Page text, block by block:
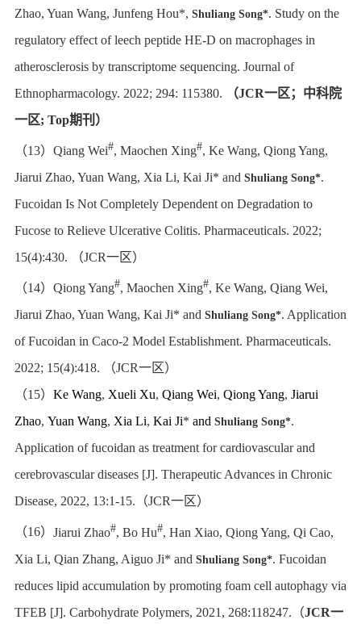
Zhao, Yuan Wang, Junfeng Hou*, Shuliang Song*. Study on the
regulatory effect of leech peptide HE-D on macrophages in
atherosclerosis by transcriptome sequencing. Journal of
Ethnopharmacology. 2022; 294: 115380. （JCR一区；中科院
一区; Top期刊）
（13） Qiang Wei#, Maochen Xing#, Ke Wang, Qiong Yang,
Jiarui Zhao, Yuan Wang, Xia Li, Kai Ji* and Shuliang Song*.
Fucoidan Is Not Completely Dependent on Degradation to
Fucose to Relieve Ulcerative Colitis. Pharmaceuticals. 2022;
15(4):430.
（JCR一区）
（14） Qiong Yang#, Maochen Xing#, Ke Wang, Qiang Wei,
Jiarui Zhao, Yuan Wang, Kai Ji* and Shuliang Song*. Application
of Fucoidan in Caco-2 Model Establishment. Pharmaceuticals.
2022; 15(4):418.
（JCR一区）
（15） Ke Wang, Xueli Xu, Qiang Wei, Qiong Yang, Jiarui
Zhao, Yuan Wang, Xia Li, Kai Ji* and Shuliang Song*.
Application of fucoidan as treatment for cardiovascular and
cerebrovascular diseases [J]. Therapeutic Advances in Chronic
Disease, 2022, 13:1-15. （JCR一区）
（16） Jiarui Zhao#, Bo Hu#, Han Xiao, Qiong Yang, Qi Cao,
Xia Li, Qian Zhang, Aiguo Ji* and Shuliang Song*. Fucoidan
reduces lipid accumulation by promoting foam cell autophagy via
TFEB [J]. Carbohydrate Polymers, 2021, 268:118247. （JCR一